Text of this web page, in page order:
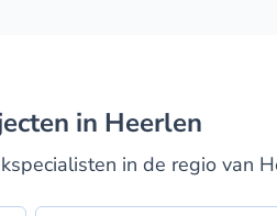
in Heerlen
in de regio van